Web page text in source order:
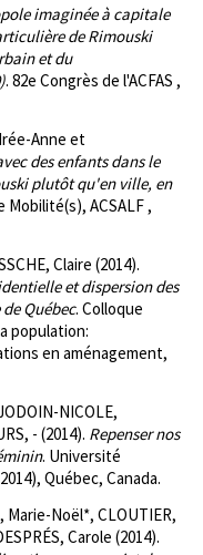
imaginée à capitale
de Rimouski
et du
. 82e Congrès de l'ACFAS ,
Anne et
des enfants dans le
plutôt qu'en ville, en
Mobilité(s), ACSALF ,
Claire (2014).
et dispersion des
Québec. Colloque
population:
en aménagement,
NICOLE,
- (2014). Repenser nos
. Université
Québec, Canada.
Marie-Noël*, CLOUTIER,
Carole (2014).